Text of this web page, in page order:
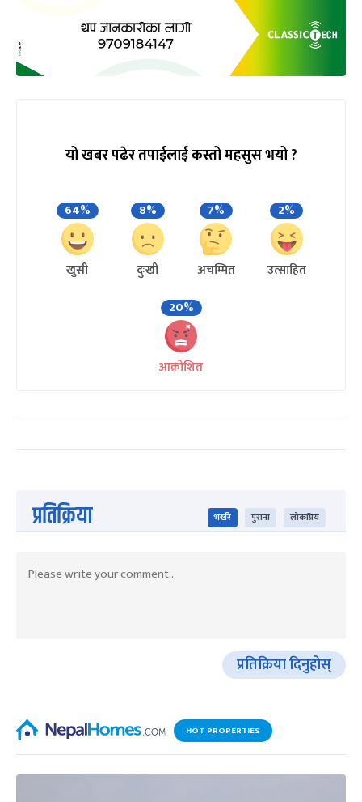
यो खबर पढेर तपाईलाई कस्तो महसुस भयो ?
64%
खुसी
8%
दुःखी
7%
अचम्मित
2%
उत्साहित
20%
आक्रोशित
प्रतिक्रिया भर्खरै पुराना लोकप्रिय
प्रतिक्रिया दिनुहोस्
HOT PROPERTIES